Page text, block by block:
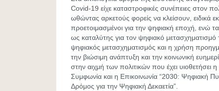
Covid-19 είχε καταστροφικές συνέπειες στον
ωθώντας αρκετούς φορείς να κλείσουν, ειδικά
προετοιμασμένοι για την ψηφιακή εποχή, ενώ
ως καταλύτης για τον ψηφιακό
ψηφιακός μετασχηματισμός και η χρήση
την βιώσιμη ανάπτυξη και την κοινωνική
στην αιχμή των πολιτικών που έχει
Συμφωνία και η Επικοινωνία “2030: Ψηφιακή
Δρόμος για την Ψηφιακή Δεκαετία”.